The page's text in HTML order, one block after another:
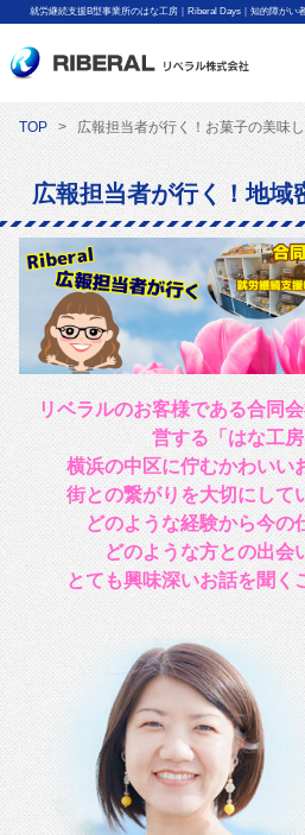
就労継続支援B型事業所のはな工房｜Riberal Days｜知的障がい
TOP 広報担当者が行く！お菓子の美味
広報担当者が行く！地域
リベラルのお客様である合同
営する「はな工
横浜の中区に佇むかわいい
街との繋がりを大切にして
どのような経験から今の
どのような方との出会
とても興味深いお話を聞く